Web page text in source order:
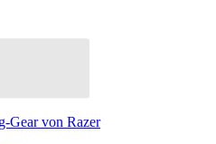
Gear von Razer